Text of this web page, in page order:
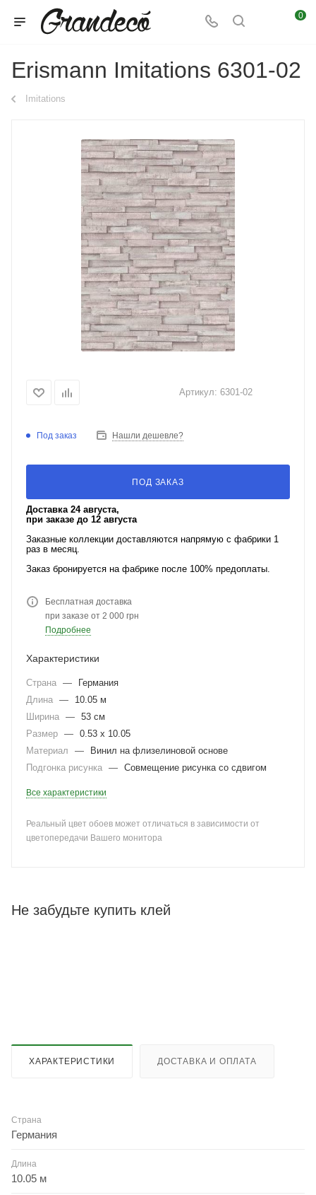
0
Erismann Imitations 6301-02
Imitations
Артикул: 6301-02
Под заказ Нашли дешевле?
ПОД ЗАКАЗ
Доставка 24 августа,
при заказе до 12 августа
Заказные коллекции доставляются напрямую с фабрики 1
раз в месяц.
Заказ бронируется на фабрике после 100% предоплаты.
Бесплатная доставка
при заказе от 2 000 грн
Подробнее
Характеристики
Страна —
Германия
Длина —
10.05 м
Ширина — 53 см
Размер — 0.53 x 10.05
Материал
—
Винил на флизелиновой основе
Подгонка рисунка — Совмещение рисунка со сдвигом
Все характеристики
Реальный цвет обоев может отличаться в зависимости от
цветопередачи Вашего монитора
Не забудьте купить клей
ХАРАКТЕРИСТИКИ ДОСТАВКА И ОПЛАТА
Страна
Германия
Длина
10.05 м